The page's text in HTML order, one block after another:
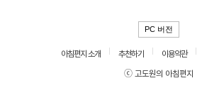
PC 버전
아침편지 소개 추천하기 이용약관
ⓒ 고도원의 아침편지